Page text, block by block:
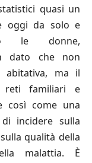
quasi un
oggi da solo e
le donne,
dato che non
abitativa, ma il
reti familiari e
così come una
incidere sulla
qualità della
malattia. È